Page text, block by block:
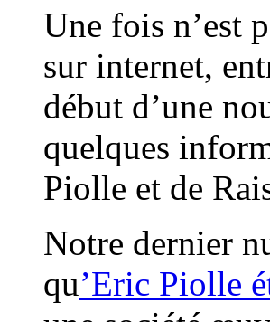
Une fois n’est
sur internet,
début d’une
quelques
Piolle et de
Notre dernier
qu’Eric Piolle